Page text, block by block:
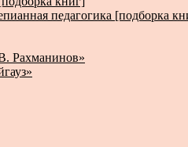
педагогика [подборка
Рахманинов»